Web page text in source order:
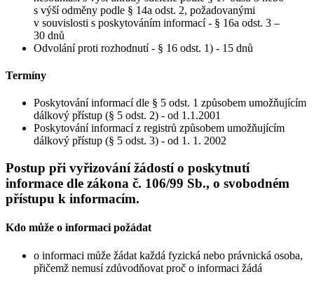
s výší odměny podle § 14a odst. 2, požadovanými
v souvislosti s poskytováním informací - § 16a odst. 3 –
30 dnů
Odvolání proti rozhodnutí - § 16 odst. 1) - 15 dnů
Termíny
Poskytování informací dle § 5 odst. 1 způsobem umožňujícím
dálkový přístup (§ 5 odst. 2) - od 1.1.2001
Poskytování informací z registrů způsobem umožňujícím
dálkový přístup (§ 5 odst. 3) - od 1. 1. 2002
Postup při vyřizování žádostí o poskytnutí
informace dle zákona č. 106/99 Sb., o svobodném
přístupu k informacím.
Kdo může o informaci požádat
o informaci může žádat každá fyzická nebo právnická osoba,
přičemž nemusí zdůvodňovat proč o informaci žádá